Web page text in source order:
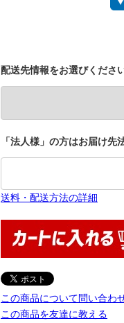
配送先情報をお選びくださ
「法人様」の方はお届け
送料・配送方法の詳細
この商品について問い合わ
この商品を友達に教える